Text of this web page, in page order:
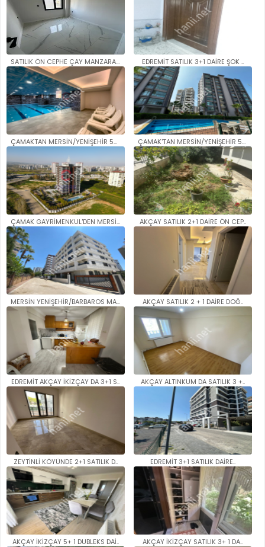
SATILIK ÖN CEPHE ÇAY MANZARALI.. EDREMİT SATILIK 3+1 DAİRE ŞOK ..
ÇAMAKTAN MERSİN/YENİŞEHİR 50. .. ÇAMAK'TAN MERSİN/YENİŞEHİR 50...
ÇAMAK GAYRİMENKUL'DEN MERSİN/Y.. AKÇAY SATILIK 2+1 DAİRE ÖN CEP..
MERSİN YENİŞEHİR/BARBAROS MAH... AKÇAY SATILIK 2 + 1 DAİRE DOĞ..
EDREMİT AKÇAY İKİZÇAY DA 3+1 S.. AKÇAY ALTINKUM DA SATILIK 3 +..
ZEYTİNLİ KÖYÜNDE 2+1 SATILIK D.. EDREMİT 3+1 SATILIK DAİRE..
AKÇAY İKİZÇAY 5+ 1 DUBLEKS DAİ.. AKÇAY İKİZÇAY SATILIK 3+ 1 DA..